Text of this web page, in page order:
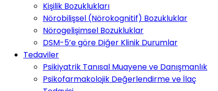
Kişilik Bozuklukları
Nörobilişsel (Nörokognitif) Bozukluklar
Nörogelişimsel Bozukluklar
DSM-5’e göre Diğer Klinik Durumlar
Tedaviler
Psikiyatrik Tanısal Muayene ve Danışmanlık
Psikofarmakolojik Değerlendirme ve İlaç